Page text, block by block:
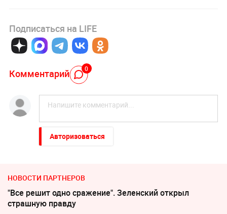
Подписаться на LIFE
Комментарий 0
Авторизоваться
НОВОСТИ ПАРТНЕРОВ
"Все решит одно сражение". Зеленский открыл
страшную правду